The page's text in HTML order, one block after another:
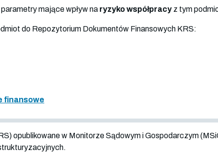
mające wpływ na ryzyko współpracy z tym
do Repozytorium Dokumentów Finansowych KRS:
finansowe
opublikowane w Monitorze Sądowym i Gospodarczym